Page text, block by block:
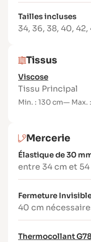
Incrustation
Montage du
découpes
Tissus
Tissus de poids
: coton, satin de
léger, gabardine
Tailles incluses
34, 36, 38, 40, 42,
Tissus
Viscose
Tissu Principal
Min. : 130 cm— Max.
Mercerie
Élastique de 30
entre 34 cm et 54
Fermeture
40 cm
Thermocollant